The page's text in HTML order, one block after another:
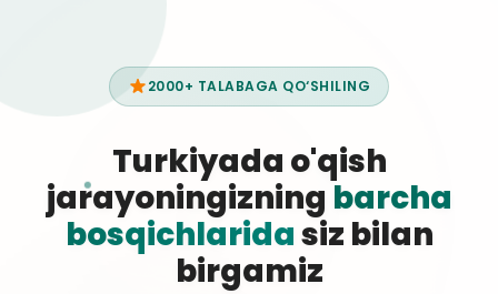
2000+ TALABAGA QO‘SHILING
Turkiyada o'qish
jarayoningizning barcha
bosqichlaridasiz bilan
birgamiz